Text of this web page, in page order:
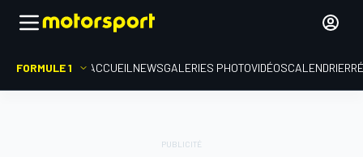
FORMULE 1 ACCUEIL NEWSGALERIES PHOTOVIDÉOSCALENDRIER